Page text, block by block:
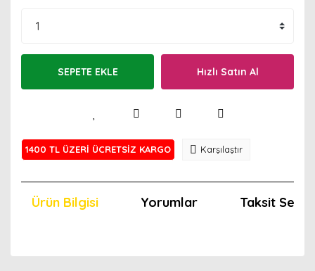
SEPETE EKLE Hızlı Satın Al
1400 TL ÜZERİ ÜCRETSİZ KARGO Karşılaştır
Ürün Bilgisi Yorumlar Taksit